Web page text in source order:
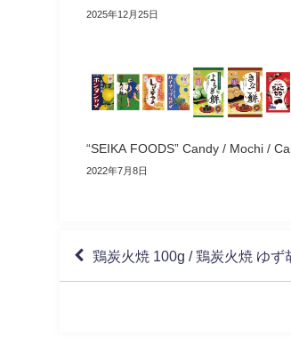
2025年12月25日
“SEIKA FOODS” Candy / Mochi /
2022年7月8日
鶏炭火焼 100g / 鶏炭火焼 ゆず